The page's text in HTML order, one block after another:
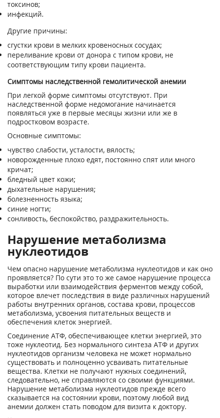
токсинов;
инфекций.
Другие причины:
сгустки крови в мелких кровеносных сосудах;
переливание крови от донора с типом крови, не
соответствующим типу крови пациента.
Симптомы наследственной гемолитической анемии
При легкой форме симптомы отсутствуют. При
наследственной форме недомогание начинается
появляться уже в первые месяцы жизни или же в
подростковом возрасте.
Основные симптомы:
чувство слабости, усталости, вялость;
новорожденные плохо едят, постоянно спят или много
кричат;
бледный цвет кожи;
дыхательные нарушения;
болезненность языка;
синие ногти;
сонливость, беспокойство, раздражительность.
Нарушение метаболизма
нуклеотидов
Чем опасно нарушение метаболизма нуклеотидов и как оно
проявляется? По сути это то же самое нарушение процесса
выработки или взаимодействия ферментов между собой,
которое влечет последствия в виде различных нарушений
работы внутренних органов, состава крови, процессов
метаболизма, усвоения питательных веществ и
обеспечения клеток энергией.
Соединение АТФ, обеспечивающее клетки энергией, это
тоже нуклеотид. Без нормального синтеза АТФ и других
нуклеотидов организм человека не может нормально
существовать и полноценно усваивать питательные
вещества. Клетки не получают нужных соединений,
следовательно, не справляются со своими функциями.
Нарушение метаболизма нуклеотидов прежде всего
сказывается на состоянии крови, поэтому любой вид
анемии должен стать поводом для визита к доктору.